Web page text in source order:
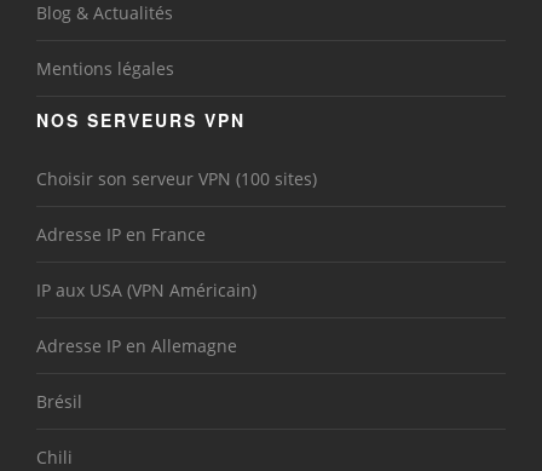
Blog & Actualités
Mentions légales
NOS SERVEURS VPN
Choisir son serveur VPN (100 sites)
Adresse IP en France
IP aux USA (VPN Américain)
Adresse IP en Allemagne
Brésil
Chili